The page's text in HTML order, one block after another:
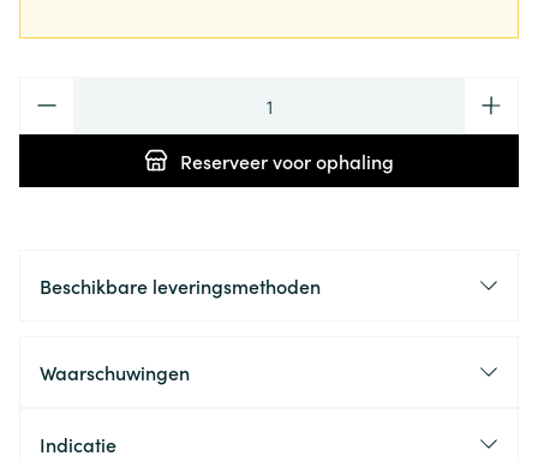
Reserveervoor ophaling
Beschikbare leveringsmethoden
Waarschuwingen
Indicatie